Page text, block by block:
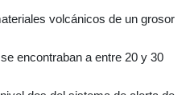
volcánicos de un grosor
encontraban a entre 20 y 30